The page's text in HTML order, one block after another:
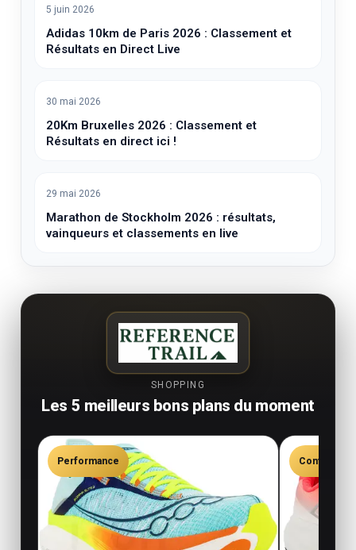
5 juin 2026
Adidas 10km de Paris 2026 : Classement et
Résultats en Direct Live
30 mai 2026
20Km Bruxelles 2026 : Classement et
Résultats en direct ici !
29 mai 2026
Marathon de Stockholm 2026 : résultats,
vainqueurs et classements en live
SHOPPING
Les 5 meilleurs bons plans du moment
Performance Confort